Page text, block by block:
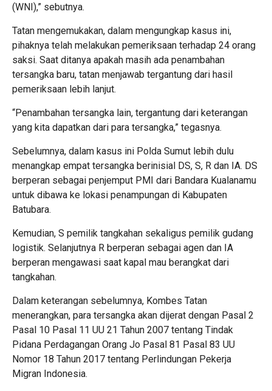
(WNI),” sebutnya.
Tatan mengemukakan, dalam mengungkap kasus ini,
pihaknya telah melakukan pemeriksaan terhadap 24 orang
saksi. Saat ditanya apakah masih ada penambahan
tersangka baru, tatan menjawab tergantung dari hasil
pemeriksaan lebih lanjut.
“Penambahan tersangka lain, tergantung dari keterangan
yang kita dapatkan dari para tersangka,” tegasnya.
Sebelumnya, dalam kasus ini Polda Sumut lebih dulu
menangkap empat tersangka berinisial DS, S, R dan IA. DS
berperan sebagai penjemput PMI dari Bandara Kualanamu
untuk dibawa ke lokasi penampungan di Kabupaten
Batubara.
Kemudian, S pemilik tangkahan sekaligus pemilik gudang
logistik. Selanjutnya R berperan sebagai agen dan IA
berperan mengawasi saat kapal mau berangkat dari
tangkahan.
Dalam keterangan sebelumnya, Kombes Tatan
menerangkan, para tersangka akan dijerat dengan Pasal 2
Pasal 10 Pasal 11 UU 21 Tahun 2007 tentang Tindak
Pidana Perdagangan Orang Jo Pasal 81 Pasal 83 UU
Nomor 18 Tahun 2017 tentang Perlindungan Pekerja
Migran Indonesia.